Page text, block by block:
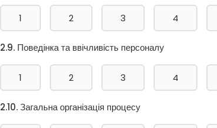
1 2 3 4
2.9. Поведінка та ввічливість персоналу
1 2 3 4
2.10. Загальна організація процесу